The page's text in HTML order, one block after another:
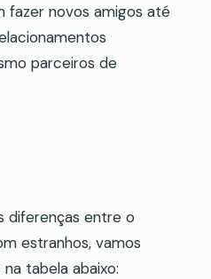
fazer novos amigos até
parceiros de
diferenças entre o
estranhos, vamos
tabela abaixo: